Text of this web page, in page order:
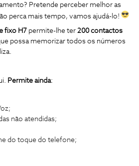
Pretende perceber melhor as
perca mais tempo, vamos ajudá-lo!
fixo H7 permite-lhe ter 200 contactos
possa memorizar todos os números
Permite ainda:
não atendidas;
do toque do telefone;